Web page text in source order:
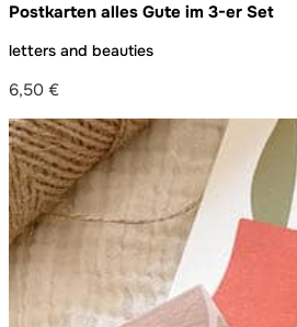
Postkarten alles Gute im 3-er Set
letters and beauties
6,50 €